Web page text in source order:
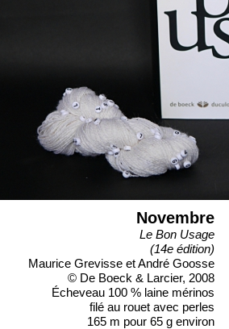
Novembre
Le Bon Usage
(14e édition)
Maurice Grevisse et André Goosse
© De Boeck & Larcier, 2008
Écheveau 100 % laine mérinos
filé au rouet avec perles
165 m pour 65 g environ